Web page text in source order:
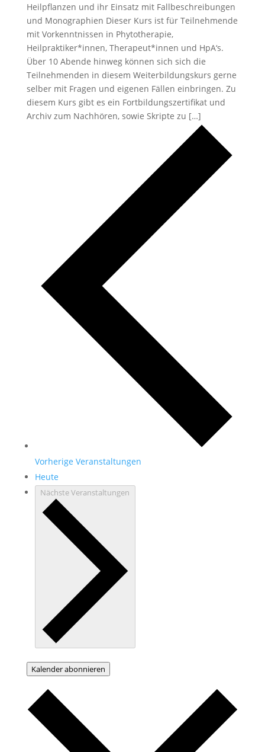
Heilpflanzen und ihr Einsatz mit Fallbeschreibungen
und Monographien Dieser Kurs ist für Teilnehmende
mit Vorkenntnissen in Phytotherapie,
Heilpraktiker*innen, Therapeut*innen und HpA‘s.
Über 10 Abende hinweg können sich sich die
Teilnehmenden in diesem Weiterbildungskurs gerne
selber mit Fragen und eigenen Fällen einbringen. Zu
diesem Kurs gibt es ein Fortbildungszertifikat und
Archiv zum Nachhören, sowie Skripte zu […]
Vorherige Veranstaltungen
Heute
NächsteVeranstaltungen
Kalender abonnieren